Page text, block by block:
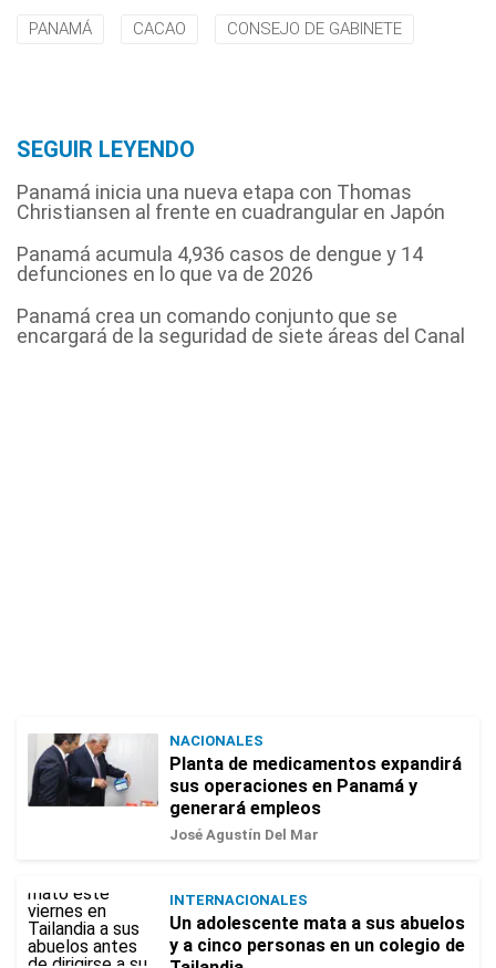
PANAMÁ CACAO CONSEJO DE GABINETE
SEGUIR LEYENDO
Panamá inicia una nueva etapa con Thomas
Christiansen al frente en cuadrangular en Japón
Panamá acumula 4,936 casos de dengue y 14
defunciones en lo que va de 2026
Panamá crea un comando conjunto que se
encargará de la seguridad de siete áreas del Canal
NACIONALES
Planta de medicamentos expandirá
sus operaciones en Panamá y
generará empleos
José Agustín Del Mar
INTERNACIONALES
Un adolescente mata a sus abuelos
y a cinco personas en un colegio de